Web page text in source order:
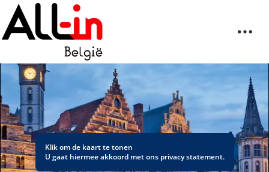
Klik om de kaart te tonen
U gaat hiermee akkoord met ons privacy statement.